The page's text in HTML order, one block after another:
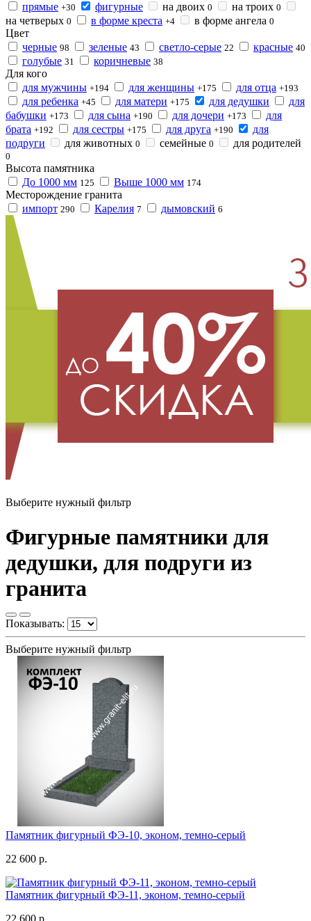
прямые +30 фигурные на двоих 0 на троих 0
на четверых 0 в форме креста +4 в форме ангела 0
Цвет
черные 98 зеленые 43 светло-серые 22 красные 40
голубые 31 коричневые 38
Для кого
для мужчины +194 для женщины +175 для отца +193
для ребенка +45 для матери +175 для дедушки
для
бабушки +173 для сына +190 для дочери +173
для
брата +192 для сестры +175 для друга +190
для
подруги
для животных 0 семейные 0 для родителей
0
Высота памятника
До 1000 мм 125 Выше 1000 мм 174
Месторождение гранита
импорт 290 Карелия 7 дымовский 6
Выберите нужный фильтр
Фигурные памятники для
дедушки, для подруги из
гранита
Показывать:
Выберите нужный фильтр
Памятник фигурный ФЭ-10, эконом, темно-серый
22 600 р.
Памятник фигурный ФЭ-11, эконом, темно-серый
22 600 р.